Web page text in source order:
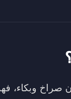
وبكاء،